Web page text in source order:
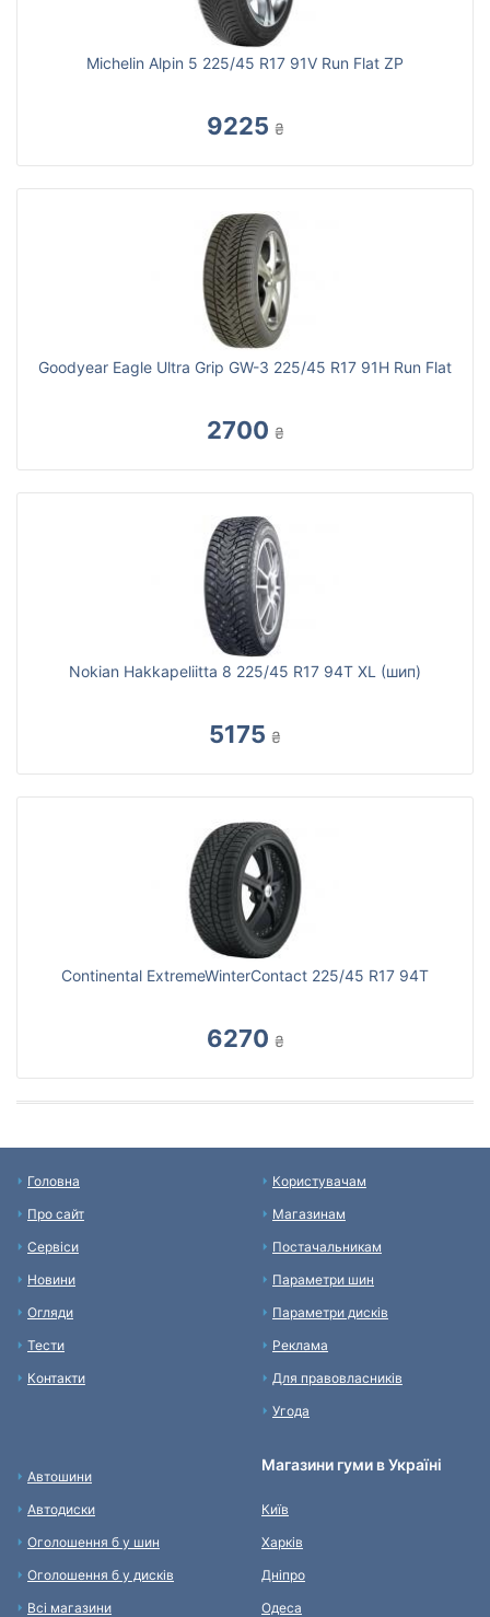
Michelin Alpin 5 225/45 R17 91V Run Flat ZP
9225 ₴
Goodyear Eagle Ultra Grip GW-3 225/45 R17 91H Run Flat
2700 ₴
Nokian Hakkapeliitta 8 225/45 R17 94T XL (шип)
5175 ₴
Continental ExtremeWinterContact 225/45 R17 94T
6270 ₴
Головна
Про сайт
Сервіси
Новини
Огляди
Тести
Контакти
Користувачам
Магазинам
Постачальникам
Параметри шин
Параметри дисків
Реклама
Для правовласників
Угода
Автошини
Автодиски
Оголошення б у шин
Оголошення б у дисків
Всі магазини
Магазини гуми в Україні
Київ
Харків
Дніпро
Одеса